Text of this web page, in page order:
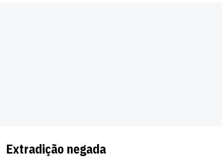
Extradição negada